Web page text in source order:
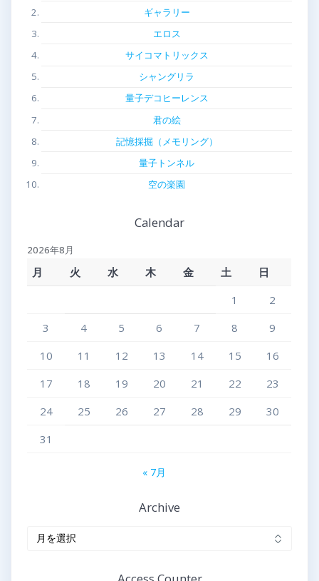
ギャラリー
エロス
サイコマトリックス
シャングリラ
量子デコヒーレンス
君の絵
記憶採掘（メモリング）
量子トンネル
空の楽園
Calendar
2026年8月
月 火 水 木 金 土
日
1
2
3
4 5 6 7 8
9
10
11 12 13 14 15
16
17
18 19 20 21 22
23
24
25 26 27 28 29
30
31
« 7月
Archive